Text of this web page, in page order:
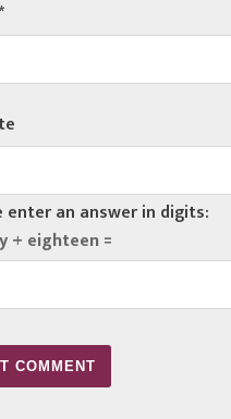
enter an answer in digits:
+ eighteen =